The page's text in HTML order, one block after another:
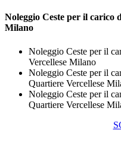
Noleggio Ceste per il carico
Milano
Noleggio Ceste per il
Vercellese Milano
Noleggio Ceste per il
Quartiere Vercellese
Noleggio Ceste per il
Quartiere Vercellese